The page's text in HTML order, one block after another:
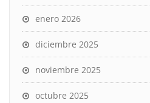
enero 2026
diciembre 2025
noviembre 2025
octubre 2025